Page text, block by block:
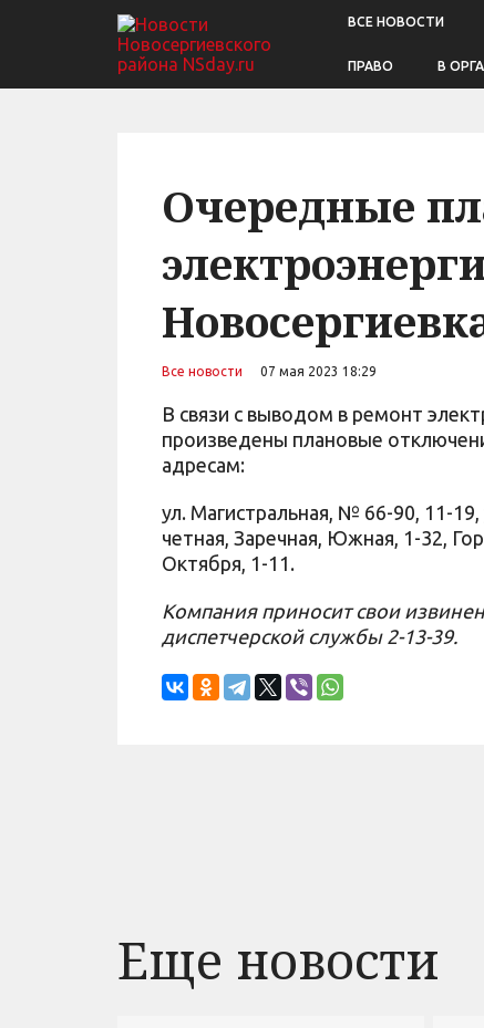
ВСЕ НОВОСТИ
ПРАВО В
Очередные
Все новости 07 мая 2023 18:29
В связи с выводом в ремонт
произведены плановые
адресам:
ул. Магистральная, № 66-90, 11-
четная, Заречная, Южная, 1-32,
Октября, 1-11.
Компания приносит свои
диспетчерской службы 2-13-39.
Еще новости